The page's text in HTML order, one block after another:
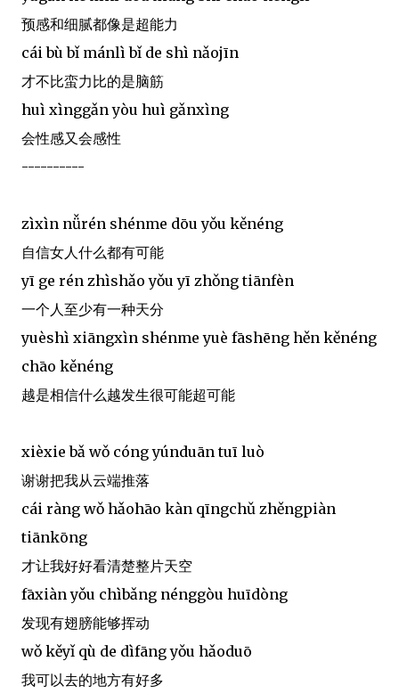
预感和细腻都像是超能力
cái bù bǐ mánlì bǐ de shì nǎojīn
才不比蛮力比的是脑筋
huì xìnggǎn yòu huì gǎnxìng
会性感又会感性
----------
zìxìn nǚrén shénme dōu yǒu kěnéng
自信女人什么都有可能
yī ge rén zhìshǎo yǒu yī zhǒng tiānfèn
一个人至少有一种天分
yuèshì xiāngxìn shénme yuè fāshēng hěn kěnéng
chāo kěnéng
越是相信什么越发生很可能超可能
xièxie bǎ wǒ cóng yúnduān tuī luò
谢谢把我从云端推落
cái ràng wǒ hǎohāo kàn qīngchǔ zhěngpiàn
tiānkōng
才让我好好看清楚整片天空
fāxiàn yǒu chìbǎng nénggòu huīdòng
发现有翅膀能够挥动
wǒ kěyǐ qù de dìfāng yǒu hǎoduō
我可以去的地方有好多